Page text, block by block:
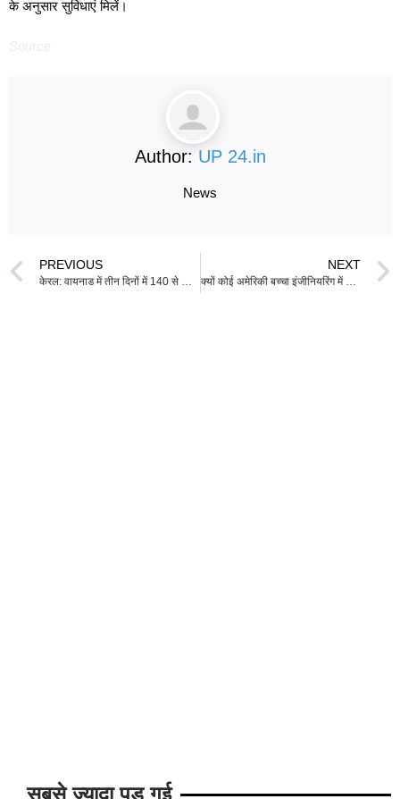
के अनुसार सुविधाएं मिलें।
Author: UP 24.in
News
PREVIOUS
केरल: वायनाड में तीन दिनों में 140 से अधिक छात्रों की तबीयत खराब, 38 अस्पताल में भर्ती
NEXT
क्यों कोई अमेरिकी बच्चा इंजीनियरिंग में क्यों जाए अगर उसे लगे….: फॉक्स न्यूज की लॉरा इंग्राहम ने रिपब्लिकन नेता से उनके एंटी-एच-1बी बिल पर सवाल किया
सबसे ज्यादा पड़ गई